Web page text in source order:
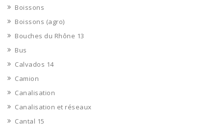
Boissons
Boissons (agro)
Bouches du Rhône 13
Bus
Calvados 14
Camion
Canalisation
Canalisation et réseaux
Cantal 15